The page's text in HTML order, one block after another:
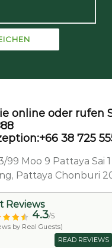
online oder rufen
38 725
99 Moo 9 Pattaya Sai
Pattaya Chonburi
Reviews
4.3/5
by Real Guests)
READ REVIEWS